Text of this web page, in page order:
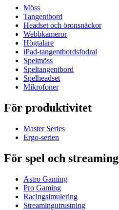
Möss
Tangentbord
Headset och öronsnäckor
Webbkameror
Högtalare
iPad-tangentbordsfodral
Spelmöss
Speltangentbord
Spelheadset
Mikrofoner
För produktivitet
Master Series
Ergo-serien
För spel och streaming
Astro Gaming
Pro Gaming
Racingsimulering
Streamingutrustning